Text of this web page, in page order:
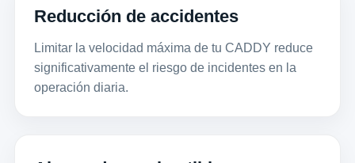
Reducción de accidentes
Limitar la velocidad máxima de tu CADDY reduce
significativamente el riesgo de incidentes en la
operación diaria.